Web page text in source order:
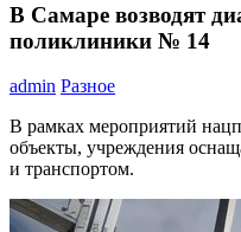
В Самаре возводят
поликлиники № 14
admin Разное
В рамках мероприятий
объекты, учреждения
и транспортом.